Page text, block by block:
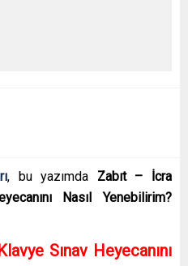
, bu yazımda Zabıt – İcra
Nasıl Yenebilirim?
Sınav Heyecanını